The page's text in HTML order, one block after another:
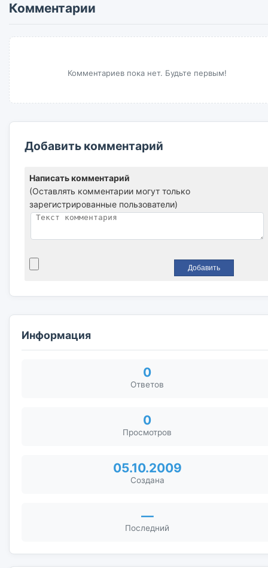
Комментарии
Комментариев пока нет. Будьте первым!
Добавить комментарий
Написать комментарий
(Оставлять комментарии могут только
зарегистрированные пользователи)
Информация
0
Ответов
0
Просмотров
05.10.2009
Создана
—
Последний